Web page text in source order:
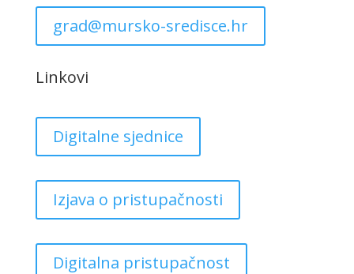
grad@mursko-sredisce.hr
Linkovi
Digitalne sjednice
Izjava o pristupačnosti
Digitalna pristupačnost